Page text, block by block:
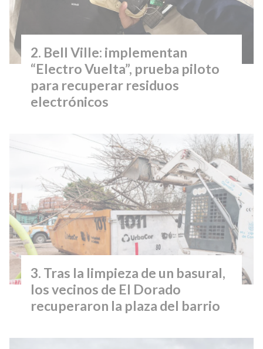
Bell Ville: implementan
“Electro Vuelta”, prueba piloto
para recuperar residuos
electrónicos
Tras la limpieza de un basural,
los vecinos de El Dorado
recuperaron la plaza del barrio